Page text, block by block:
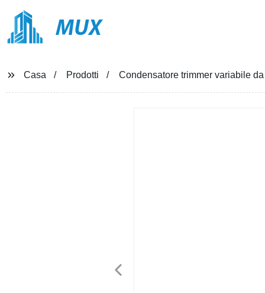
MUX
Casa Prodotti Condensatore trimmer variabile